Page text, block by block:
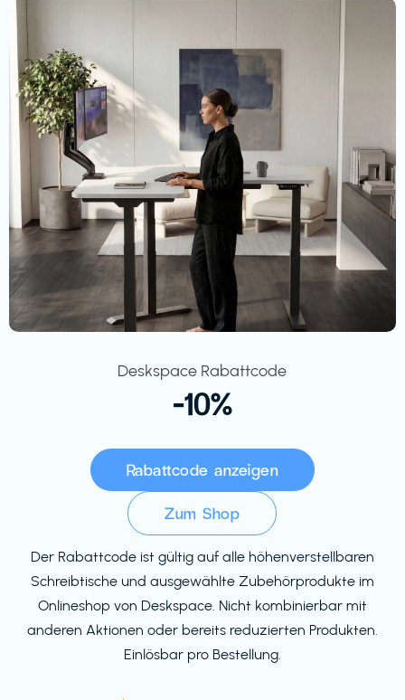
Deskspace Rabattcode
-10%
Rabattcode anzeigen
Zum Shop
Der Rabattcode ist gültig auf alle höhenverstellbaren
Schreibtische und ausgewählte Zubehörprodukte im
Onlineshop von Deskspace. Nicht kombinierbar mit
anderen Aktionen oder bereits reduzierten Produkten.
Einlösbar pro Bestellung.